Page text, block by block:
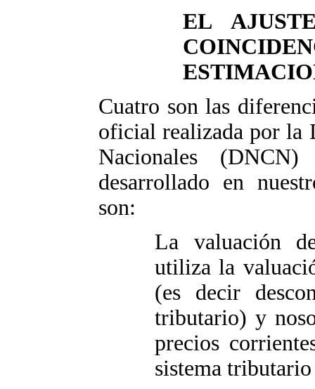
EL
Cuatro son las
oficial realizada por la
Nacionales
desarrollado en
son:
La valuación
utiliza la
(es decir
tributario) y
precios
sistema